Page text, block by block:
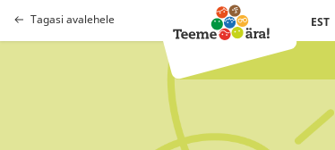
Tagasi avalehele EST